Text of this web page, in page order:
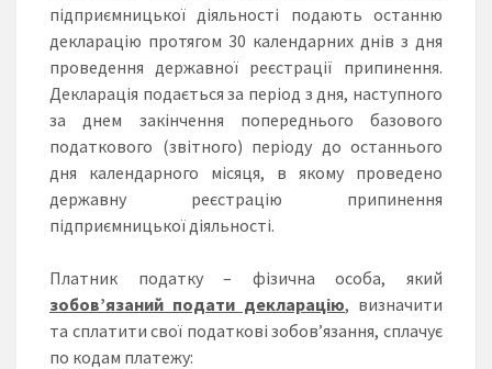
підприємницької діяльності подають останню
декларацію протягом 30 календарних днів з дня
проведення державної реєстрації припинення.
Декларація подається за період з дня, наступного
за днем закінчення попереднього базового
податкового (звітного) періоду до останнього
дня календарного місяця, в якому проведено
державну реєстрацію припинення
підприємницької діяльності.
Платник податку – фізична особа, який
зобов’язаний подати декларацію, визначити
та сплатити свої податкові зобов’язання, сплачує
по кодам платежу: